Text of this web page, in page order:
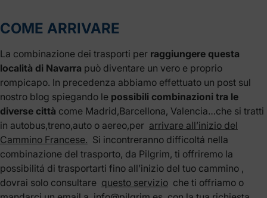
COME ARRIVARE
La combinazione dei trasporti per raggiungere questa
località di Navarra può diventare un vero e proprio
rompicapo. In precedenza abbiamo effettuato un post sul
nostro blog spiegando le possibili combinazioni tra le
diverse città come Madrid,Barcellona, Valencia…che si tratti
in autobus,treno,auto o aereo,per arrivare all’inizio del
Cammino Francese. Si incontreranno difficoltá nella
combinazione del trasporto, da Pilgrim, ti offriremo la
possibilitá di trasportarti fino all’inizio del tuo cammino ,
dovrai solo consultare questo servizio che ti offriamo o